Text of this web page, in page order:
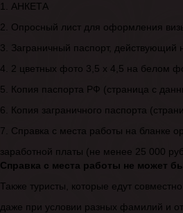
1. АНКЕТА
2. Опросный лист для оформления
3. Заграничный паспорт, действующий
4. 2 цветных фото 3,5 х 4,5 на белом
5. Копия паспорта РФ (страница с
6. Копия заграничного паспорта
7. Справка с места работы на бланке
заработной платы (не менее 25 000
Справка с места работы не может
Также туристы, которые едут
даже при условии разных фамилий и